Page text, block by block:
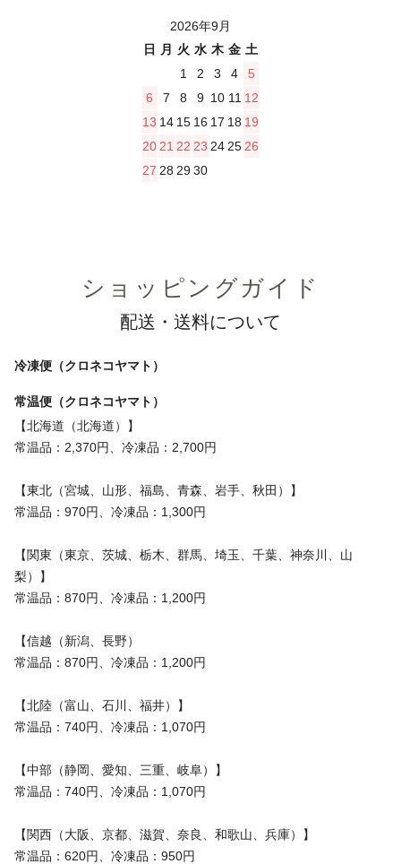
2026年9月
日
月 火 水 木 金 土
1
2 3 4
5
6
7 8 9 10 11 12
13 14 15 16 17 18 19
20 21 22 23 24 25 26
27 28 2930
ショッピングガイド
配送・送料について
冷凍便（クロネコヤマト）
常温便（クロネコヤマト）
【北海道（北海道）】
常温品：2,370円、冷凍品：2,700円
【東北（宮城、山形、福島、青森、岩手、秋田）】
常温品：970円、冷凍品：1,300円
【関東（東京、茨城、栃木、群馬、埼玉、千葉、神奈川、山
梨）】
常温品：870円、冷凍品：1,200円
【信越（新潟、長野）
常温品：870円、冷凍品：1,200円
【北陸（富山、石川、福井）】
常温品：740円、冷凍品：1,070円
【中部（静岡、愛知、三重、岐阜）】
常温品：740円、冷凍品：1,070円
【関西（大阪、京都、滋賀、奈良、和歌山、兵庫）】
常温品：620円、冷凍品：950円